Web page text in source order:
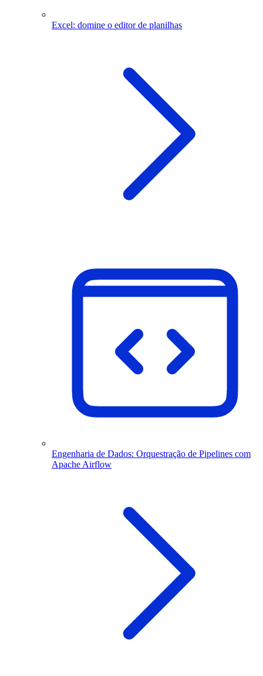
Excel: domine o editor de planilhas
Engenharia de Dados: Orquestração de Pipelines com
Apache Airflow